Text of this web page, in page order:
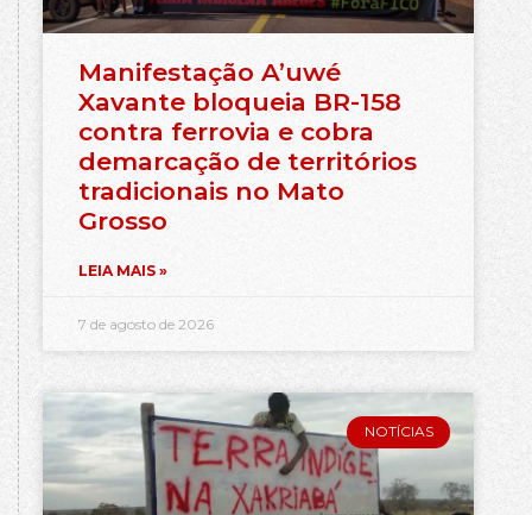
Manifestação A’uwé
Xavante bloqueia BR-158
contra ferrovia e cobra
demarcação de territórios
tradicionais no Mato
Grosso
LEIA MAIS »
7 de agosto de 2026
NOTÍCIAS